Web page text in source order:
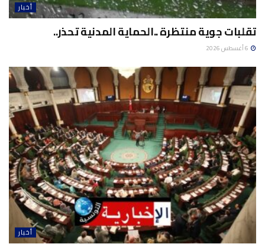
أخبار
تقلبات جوية منتظرة ..الحماية المدنية تحذر..
أخبار